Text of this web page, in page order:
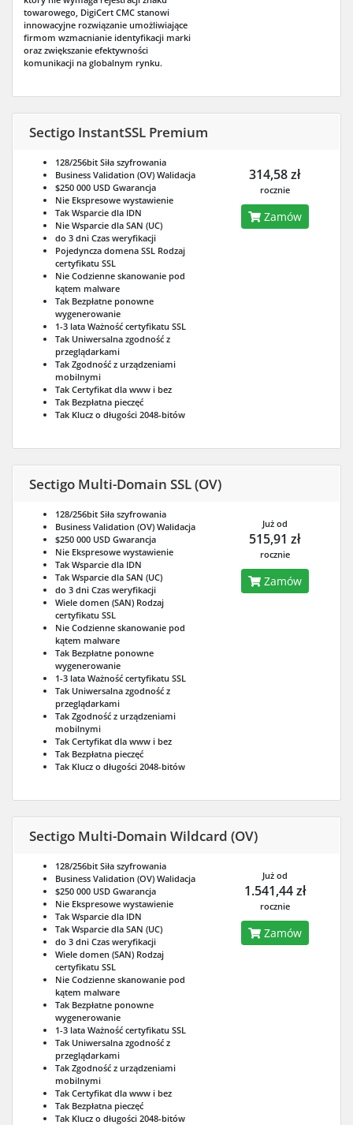
towarowego, DigiCert CMC stanowi
innowacyjne rozwiązanie umożliwiające
firmom wzmacnianie identyfikacji marki
oraz zwiększanie efektywności
komunikacji na globalnym rynku.
Sectigo InstantSSL Premium
128/256bit Siła szyfrowania
Business Validation (OV) Walidacja
$250 000 USD Gwarancja
Nie Ekspresowe wystawienie
Tak Wsparcie dla IDN
Nie Wsparcie dla SAN (UC)
do 3 dni Czas weryfikacji
Pojedyncza domena SSL Rodzaj
certyfikatu SSL
Nie Codzienne skanowanie pod
kątem malware
Tak Bezpłatne ponowne
wygenerowanie
1-3 lata Ważność certyfikatu SSL
Tak Uniwersalna zgodność z
przeglądarkami
Tak Zgodność z urządzeniami
mobilnymi
Tak Certyfikat dla www i bez
Tak Bezpłatna pieczęć
Tak Klucz o długości 2048-bitów
314,58 zł
rocznie
Zamów
Sectigo Multi-Domain SSL (OV)
128/256bit Siła szyfrowania
Business Validation (OV) Walidacja
$250 000 USD Gwarancja
Nie Ekspresowe wystawienie
Tak Wsparcie dla IDN
Tak Wsparcie dla SAN (UC)
do 3 dni Czas weryfikacji
Wiele domen (SAN) Rodzaj
certyfikatu SSL
Nie Codzienne skanowanie pod
kątem malware
Tak Bezpłatne ponowne
wygenerowanie
1-3 lata Ważność certyfikatu SSL
Tak Uniwersalna zgodność z
przeglądarkami
Tak Zgodność z urządzeniami
mobilnymi
Tak Certyfikat dla www i bez
Tak Bezpłatna pieczęć
Tak Klucz o długości 2048-bitów
Już od
515,91 zł
rocznie
Zamów
Sectigo Multi-Domain Wildcard (OV)
128/256bit Siła szyfrowania
Business Validation (OV) Walidacja
$250 000 USD Gwarancja
Nie Ekspresowe wystawienie
Tak Wsparcie dla IDN
Tak Wsparcie dla SAN (UC)
do 3 dni Czas weryfikacji
Wiele domen (SAN) Rodzaj
certyfikatu SSL
Nie Codzienne skanowanie pod
kątem malware
Tak Bezpłatne ponowne
wygenerowanie
1-3 lata Ważność certyfikatu SSL
Tak Uniwersalna zgodność z
przeglądarkami
Tak Zgodność z urządzeniami
mobilnymi
Tak Certyfikat dla www i bez
Tak Bezpłatna pieczęć
Tak Klucz o długości 2048-bitów
Już od
1.541,44 zł
rocznie
Zamów